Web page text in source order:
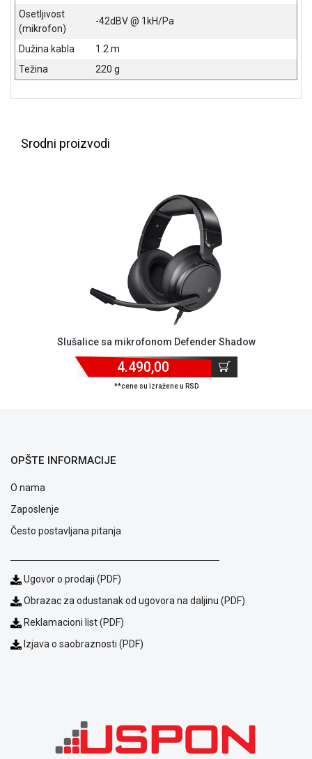
ŠKOLSKI
PRIBOR
BICIKLE
FITNES
OUTLET
Blog
plaćanja
Saobraznost
Osetljivost
(mikrofon)
-42dBV @ 1kH/Pa
Dužina kabla
1.2 m
Težina
220 g
Srodni proizvodi
Slušalice sa mikrofonom Defender Shadow
4.490,00
**cene su izražene u RSD
OPŠTE INFORMACIJE
O nama
Zaposlenje
Često postavljana pitanja
Ugovor o prodaji (PDF)
Obrazac za odustanak od ugovora na daljinu (PDF)
Reklamacioni list (PDF)
Izjava o saobraznosti (PDF)